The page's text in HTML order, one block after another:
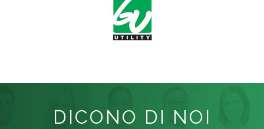
DICONO DI NOI